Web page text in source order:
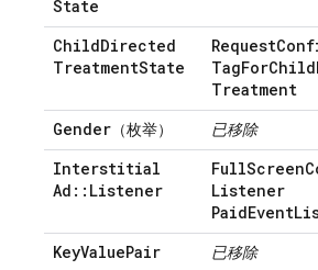
State
ChildDirected
TreatmentState
Request
TagForChild
Treatment
Gender （枚举） 已移除
Interstitial
Ad :: Listener
FullScreen
Listener
PaidEvent
KeyValuePair 已移除